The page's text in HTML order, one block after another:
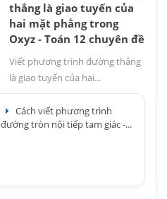
thẳng là giao tuyến của
hai mặt phẳng trong
Oxyz - Toán 12 chuyên đề
Viết phương trình đường thẳng
là giao tuyến của hai...
Cách viết phương trình
đường tròn nội tiếp tam giác -...